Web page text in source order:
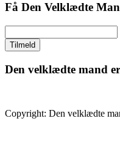
Få Den Velklædte
Den velklædte mand
Copyright: Den velklædte